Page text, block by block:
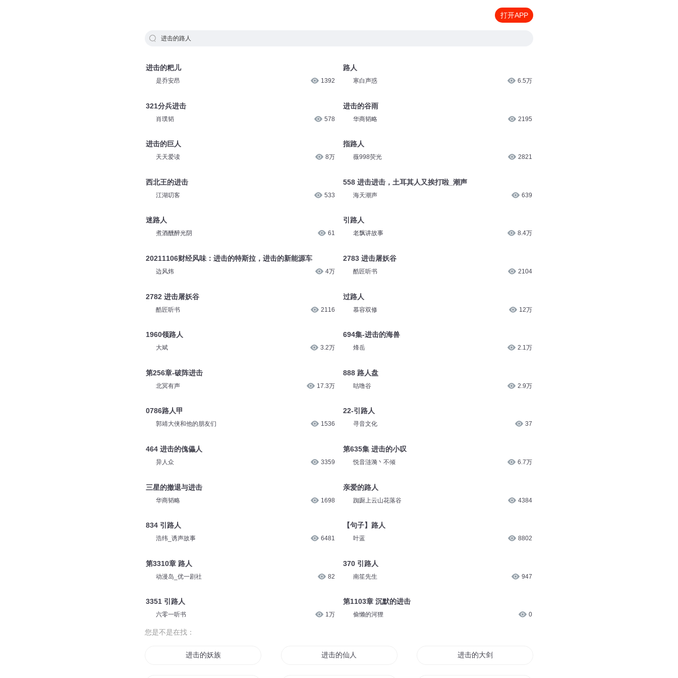
打开APP
进击的路人
进击的粑儿
是乔安昂 1392
321分兵进击
肖璞韬 578
进击的巨人
天天爱读 8万
西北王的进击
江湖叨客 533
迷路人
煮酒醺醉光阴 61
20211106财经风味：进击的特斯拉，进击的新能源车
边风炜 4万
2782 进击屠妖谷
酷匠听书 2116
1960领路人
大斌 3.2万
第256章-破阵进击
北冥有声 17.3万
0786路人甲
郭靖大侠和他的朋友们 1536
464 进击的傀儡人
异人众 3359
三星的撤退与进击
华商韬略 1698
834 引路人
浩纬_诱声故事 6481
第3310章 路人
动漫岛_优一剧社 82
3351 引路人
六零一听书 1万
路人
寒白声惑 6.5万
进击的谷雨
华商韬略 2195
指路人
薇998荧光 2821
558 进击进击，土耳其人又挨打啦_潮声
海天潮声 639
引路人
老飘讲故事 8.4万
2783 进击屠妖谷
酷匠听书 2104
过路人
慕容双修 12万
694集-进击的海兽
烽岳 2.1万
888 路人盘
咕噜谷 2.9万
22-引路人
寻音文化 37
第635集 进击的小叹
悦音涟漪丶不倾 6.7万
亲爱的路人
踟蹰上云山花落谷 4384
【句子】路人
叶蓝 8802
370 引路人
南笙先生 947
第1103章 沉默的进击
偷懒的河狸 0
您是不是在找：
进击的妖族 进击的仙人 进击的大剑